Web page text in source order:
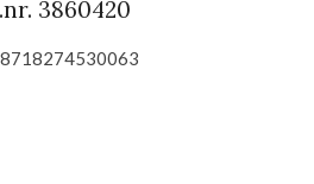
3860420
8718274530063